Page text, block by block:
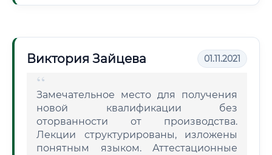
Виктория Зайцева 01.11.2021
Замечательное место для получения
новой квалификации без
оторванности от производства.
Лекции структурированы, изложены
понятным языком. Аттестационные